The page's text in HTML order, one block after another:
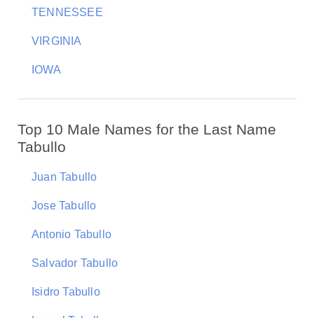
TENNESSEE
VIRGINIA
IOWA
Top 10 Male Names for the Last Name
Tabullo
Juan Tabullo
Jose Tabullo
Antonio Tabullo
Salvador Tabullo
Isidro Tabullo